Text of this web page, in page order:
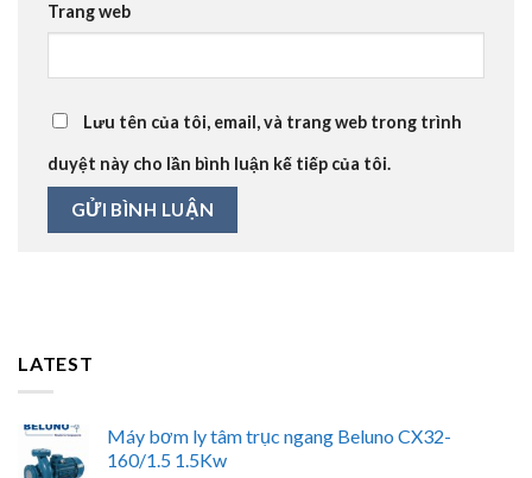
Trang web
Lưu tên của tôi, email, và trang web trong trình
duyệt này cho lần bình luận kế tiếp của tôi.
LATEST
Máy bơm ly tâm trục ngang Beluno CX32-
160/1.5 1.5Kw